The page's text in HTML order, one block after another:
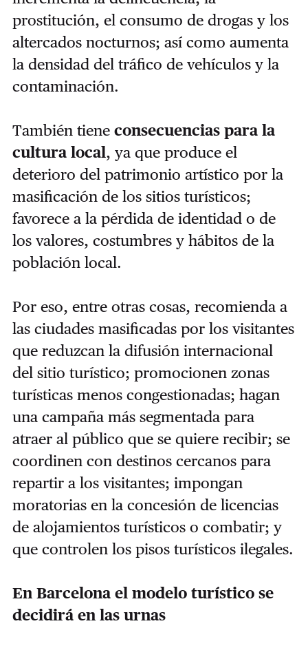
prostitución, el consumo de drogas y los
altercados nocturnos; así como aumenta
la densidad del tráfico de vehículos y la
contaminación.
También tiene consecuencias para la
cultura local, ya que produce el
deterioro del patrimonio artístico por la
masificación de los sitios turísticos;
favorece a la pérdida de identidad o de
los valores, costumbres y hábitos de la
población local.
Por eso, entre otras cosas, recomienda a
las ciudades masificadas por los visitantes
que reduzcan la difusión internacional
del sitio turístico; promocionen zonas
turísticas menos congestionadas; hagan
una campaña más segmentada para
atraer al público que se quiere recibir; se
coordinen con destinos cercanos para
repartir a los visitantes; impongan
moratorias en la concesión de licencias
de alojamientos turísticos o combatir; y
que controlen los pisos turísticos ilegales.
En Barcelona el modelo turístico se
decidirá en las urnas